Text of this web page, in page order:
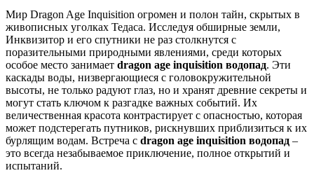
Мир Dragon Age Inquisition огромен и полон тайн, скрытых в
живописных уголках Тедаса. Исследуя обширные земли,
Инквизитор и его спутники не раз столкнутся с
поразительными природными явлениями, среди которых
особое место занимает dragon age inquisition водопад. Эти
каскады воды, низвергающиеся с головокружительной
высоты, не только радуют глаз, но и хранят древние секреты и
могут стать ключом к разгадке важных событий. Их
величественная красота контрастирует с опасностью, которая
может подстерегать путников, рискнувших приблизиться к их
бурлящим водам. Встреча с dragon age inquisition водопад –
это всегда незабываемое приключение, полное открытий и
испытаний.